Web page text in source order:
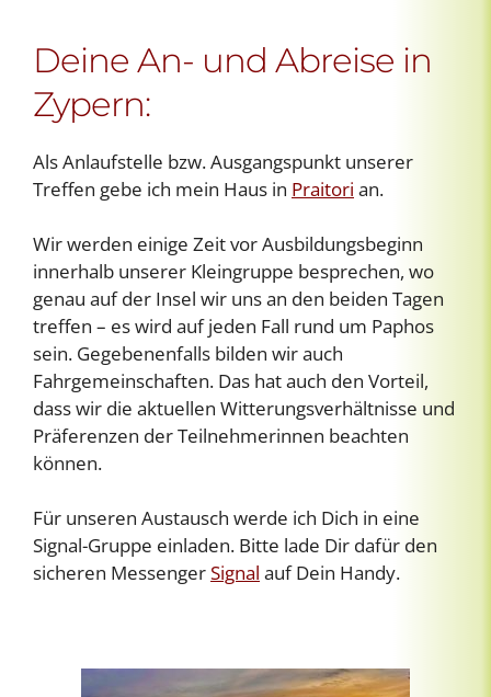
Deine An- und Abreise in
Zypern:
Als Anlaufstelle bzw. Ausgangspunkt unserer
Treffen gebe ich mein Haus in Praitori an.
Wir werden einige Zeit vor Ausbildungsbeginn
innerhalb unserer Kleingruppe besprechen, wo
genau auf der Insel wir uns an den beiden Tagen
treffen – es wird auf jeden Fall rund um Paphos
sein. Gegebenenfalls bilden wir auch
Fahrgemeinschaften. Das hat auch den Vorteil,
dass wir die aktuellen Witterungsverhältnisse und
Präferenzen der Teilnehmerinnen beachten
können.
Für unseren Austausch werde ich Dich in eine
Signal-Gruppe einladen. Bitte lade Dir dafür den
sicheren MessengerSignal auf Dein Handy.